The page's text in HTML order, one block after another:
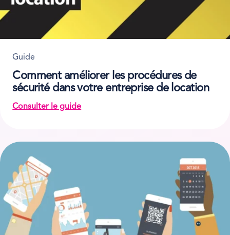
Guide
Comment améliorer les procédures de
sécurité dans votre entreprise de location
Consulter le guide
on Comment améliorer les procédures de